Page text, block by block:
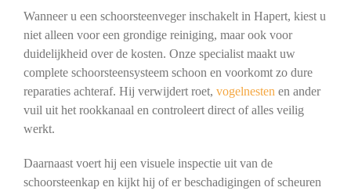
Wanneer u een schoorsteenveger inschakelt in Hapert, kiest u
niet alleen voor een grondige reiniging, maar ook voor
duidelijkheid over de kosten. Onze specialist maakt uw
complete schoorsteensysteem schoon en voorkomt zo dure
reparaties achteraf. Hij verwijdert roet, vogelnesten en ander
vuil uit het rookkanaal en controleert direct of alles veilig
werkt.
Daarnaast voert hij een visuele inspectie uit van de
schoorsteenkap en kijkt hij of er beschadigingen of scheuren